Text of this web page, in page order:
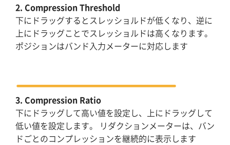
2. Compression Threshold
下にドラッグするとスレッショルドが低くなり、逆に
上にドラッグことでスレッショルドは高くなります。
ポジションはバンド入力メーターに対応します
3. Compression Ratio
下にドラッグして高い値を設定し、上にドラッグして
低い値を設定します。 リダクションメーターは、バン
ドごとのコンプレッションを継続的に表示します